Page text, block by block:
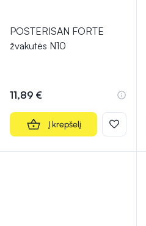
POSTERISAN FORTE
žvakutės N10
11,89 €
Į krepšelį